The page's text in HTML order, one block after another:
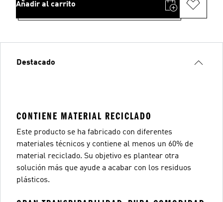
Añadir al carrito
Destacado
CONTIENE MATERIAL RECICLADO
Este producto se ha fabricado con diferentes
materiales técnicos y contiene al menos un 60% de
material reciclado. Su objetivo es plantear otra
solución más que ayude a acabar con los residuos
plásticos.